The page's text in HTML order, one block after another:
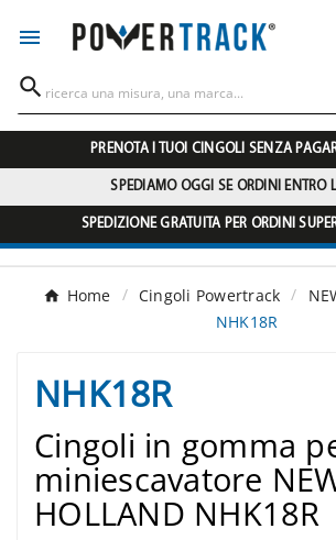


PRENOTA I TUOI CINGOLI SENZA
SPEDIAMO OGGI SE ORDINI ENTRO
SPEDIZIONE GRATUITA PER ORDINI
Home Cingoli Powertrack
NHK18R
NHK18R
Cingoli in gomma
miniescavatore
HOLLAND NHK18R